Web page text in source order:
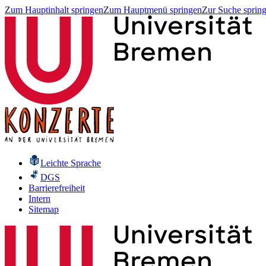
Zum Hauptinhalt springenZum Hauptmenü springenZur Suche
Leichte Sprache
DGS
Barrierefreiheit
Intern
Sitemap